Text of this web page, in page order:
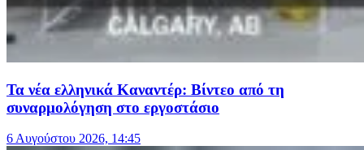
Τα νέα ελληνικά Καναντέρ: Βίντεο από τη
συναρμολόγηση στο εργοστάσιο
6 Αυγούστου 2026, 14:45